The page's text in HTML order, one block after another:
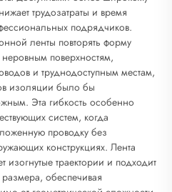
трудозатраты и время
подрядчиков.
ленты повторять форму
неровным поверхностям,
и труднодоступным местам,
изоляции было бы
Эта гибкость особенно
систем, когда
проводку без
конструкциях. Лента
изогнутые траектории и подходит
обеспечивая